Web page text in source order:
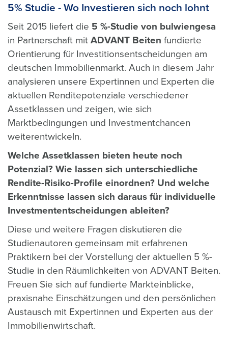
5% Studie - Wo Investieren sich noch lohnt
Seit 2015 liefert die 5 %-Studie von bulwiengesa
in Partnerschaft mit ADVANT Beiten fundierte
Orientierung für Investitionsentscheidungen am
deutschen Immobilienmarkt. Auch in diesem Jahr
analysieren unsere Expertinnen und Experten die
aktuellen Renditepotenziale verschiedener
Assetklassen und zeigen, wie sich
Marktbedingungen und Investmentchancen
weiterentwickeln.
Welche Assetklassen bieten heute noch
Potenzial? Wie lassen sich unterschiedliche
Rendite-Risiko-Profile einordnen? Und welche
Erkenntnisse lassen sich daraus für individuelle
Investmententscheidungen ableiten?
Diese und weitere Fragen diskutieren die
Studienautoren gemeinsam mit erfahrenen
Praktikern bei der Vorstellung der aktuellen 5 %-
Studie in den Räumlichkeiten von ADVANT Beiten.
Freuen Sie sich auf fundierte Markteinblicke,
praxisnahe Einschätzungen und den persönlichen
Austausch mit Expertinnen und Experten aus der
Immobilienwirtschaft.